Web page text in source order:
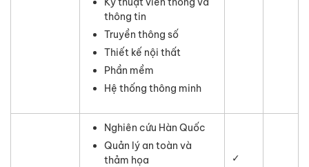
thông tin
Truyền thông số
Thiết kế nội thất
Phần mềm
Hệ thống thông minh
Nghiên cứu Hàn Quốc
Quản lý an toàn và
thảm họa
✓